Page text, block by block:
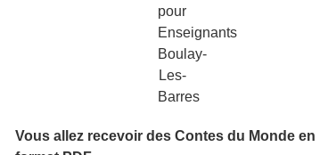
Vous allez recevoir des Contes du Monde en